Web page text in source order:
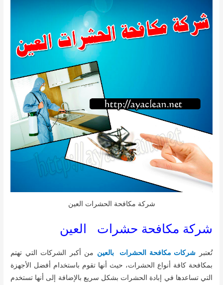
شركة مكافحة الحشرات العين
شركة مكافحة حشرات العين
تُعتبر شركات مكافحة الحشرات بالعين من أكبر الشركات التي تهتم
بمكافحة كافة أنواع الحشرات، حيث أنها تقوم باستخدام أفضل الأجهزة
التي تساعدها في إبادة الحشرات بشكل سريع بالإضافة إلى أنها تستخدم